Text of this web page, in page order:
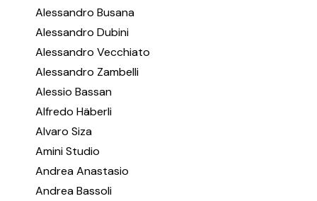
Alessandro Busana
Alessandro Dubini
Alessandro Vecchiato
Alessandro Zambelli
Alessio Bassan
Alfredo Häberli
Alvaro Siza
Amini Studio
Andrea Anastasio
Andrea Bassoli